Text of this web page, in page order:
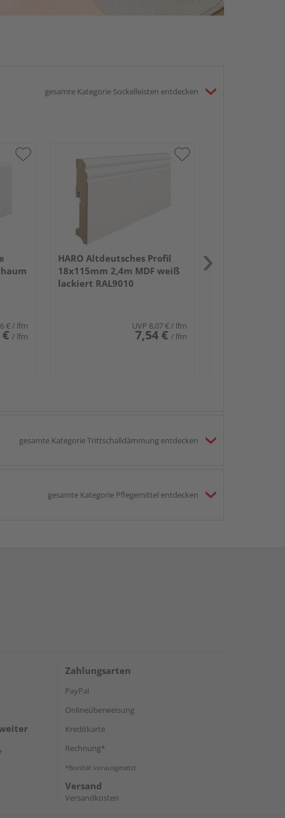
gesamte Kategorie Sockelleisten entdecken
€ / lfm
/ lfm
HARO Altdeutsches Profil
18x115mm 2,4m MDF weiß
lackiert RAL9010
UVP 8,07 € / lfm
7,54 € / lfm
gesamte Kategorie Trittschalldämmung entdecken
gesamte Kategorie Pflegemittel entdecken
Zahlungsarten
PayPal
Onlineüberweisung
Kreditkarte
Rechnung*
*Bonität vorausgesetzt
Versand
Versandkosten